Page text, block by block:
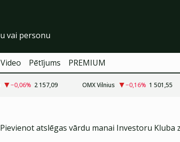
Video Pētījums PREMIUM
−0,06% 2 157,09 OMX Vilnius −0,16% 1 501,55
Pievienot atslēgas vārdu manai Investoru